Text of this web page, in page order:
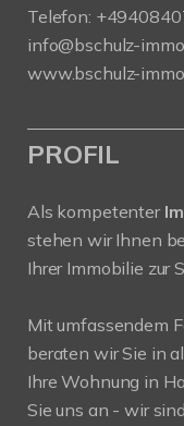
Telefon:
info@bschulz-
www.bschulz-
PROFIL
Als kompetenter
stehen wir Ihnen
Ihrer Immobilie zur
Mit umfassendem
beraten wir Sie in
Ihre Wohnung in
Sie uns an - wir